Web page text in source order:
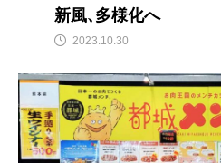
新風、多様化へ
2023.10.30